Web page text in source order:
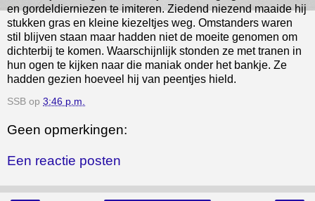
en gordeldierniezen te imiteren. Ziedend niezend maaide hij
stukken gras en kleine kiezeltjes weg. Omstanders waren
stil blijven staan maar hadden niet de moeite genomen om
dichterbij te komen. Waarschijnlijk stonden ze met tranen in
hun ogen te kijken naar die maniak onder het bankje. Ze
hadden gezien hoeveel hij van peentjes hield.
SSB op 3:46 p.m.
Geen opmerkingen:
Een reactie posten